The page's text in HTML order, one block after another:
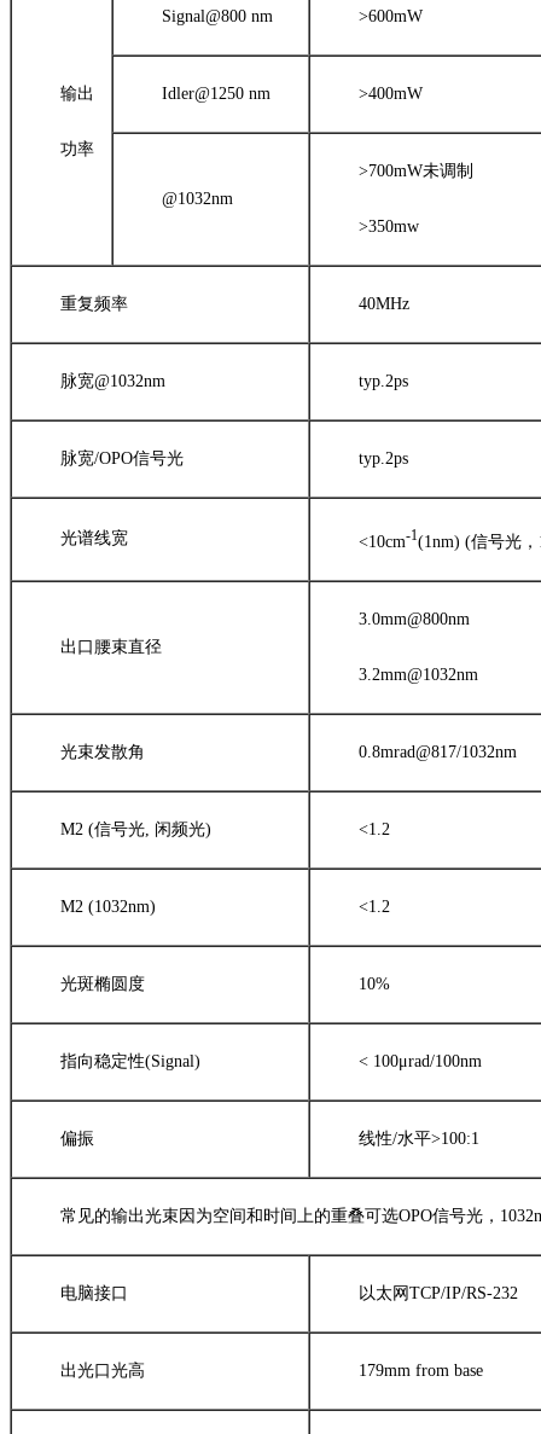
输出
功率
Signal@800 nm >600mW
Idler@1250 nm >400mW
@1032nm
>700mW未调制
>350mw
重复频率 40MHz
脉宽@1032nm typ.2ps
脉宽/OPO信号光 typ.2ps
光谱线宽 <10cm-1(1nm) (信号光
出口腰束直径
3.0mm@800nm
3.2mm@1032nm
光束发散角 0.8mrad@817/1032nm
M2 (信号光, 闲频光) <1.2
M2 (1032nm) <1.2
光斑椭圆度 10%
指向稳定性(Signal) < 100μrad/100nm
偏振 线性/水平>100:1
常见的输出光束因为空间和时间上的重叠可选OPO信号光，
电脑接口 以太网TCP/IP/RS-232
出光口光高 179mm from base